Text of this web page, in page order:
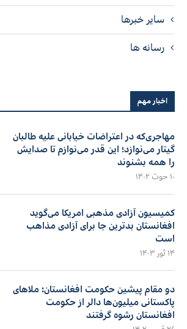
سایر خبرها
رسانه ها
اخبار مهم
مهاجری‌که در اعتراضات خیابانی علیه طالبان
گیتار می‌نوازد؛ این قدر می‌نوازم تا صدایش
را همه بشنوند
۱۰ حوت ۱۴۰۲
کمیسیون آزادی مذهبی امریکا می‌گوید
افغانستان بدترین جا برای آزادی مذاهب
است
۱۴ ثور ۱۴۰۳
دو مقام پیشین حکومت افغانستان: ملاهای
پاکستانی میلیون‌ها دالر از حکومت
افغانستان رشوه گرفتند